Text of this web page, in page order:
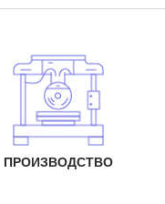
ПРОИЗВОДСТВО